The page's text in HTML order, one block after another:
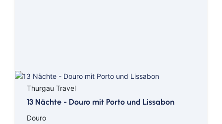
Thurgau Travel
13 Nächte - Douro mit Porto und Lissabon
Douro